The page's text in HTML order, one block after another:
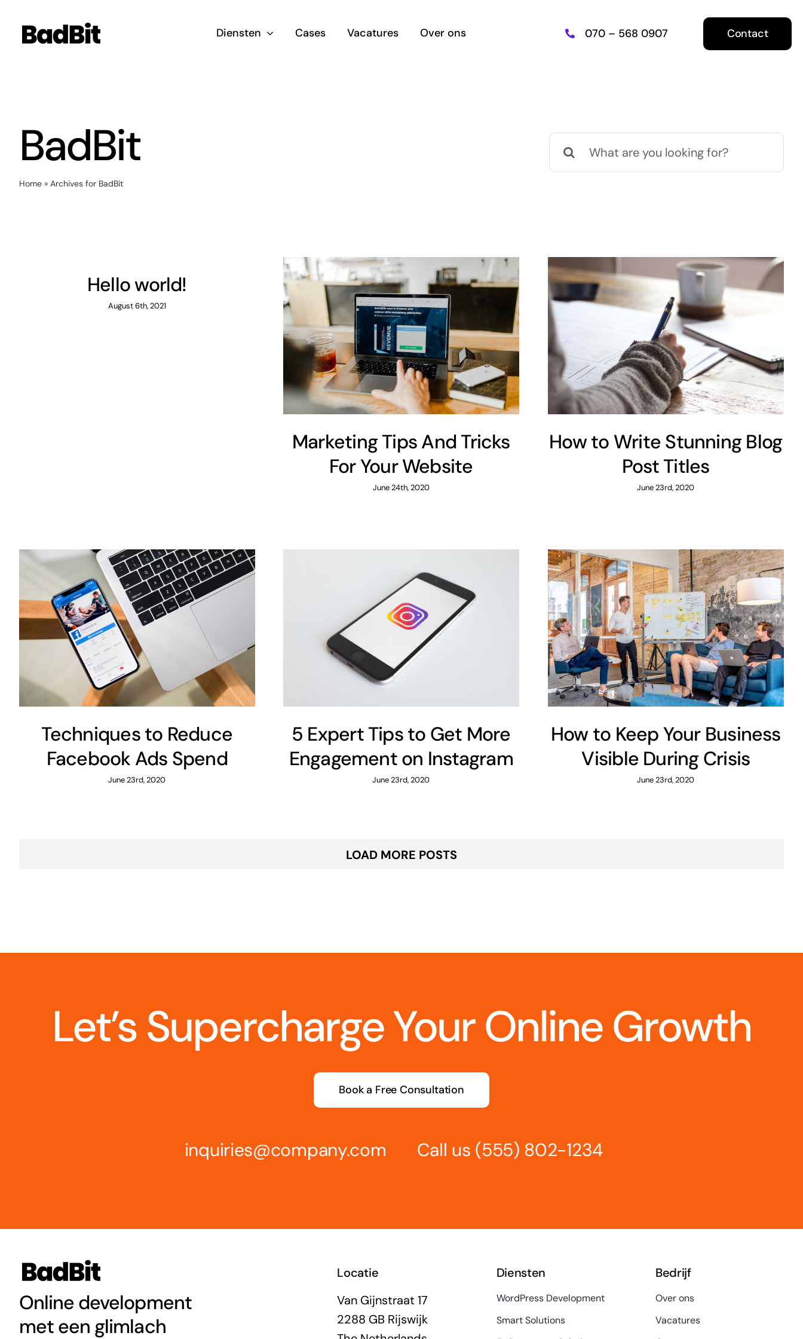
content
Diensten
E-Commerce
Een nieuwe webshop of meer
Cases Vacatures Over ons 070 – 568 0907 Contact
BadBit
Home» Archives for BadBit
Search
for:
Hello world!
August 6th, 2021
Marketing Tips And Tricks
For Your Website
June 24th, 2020
How to Write Stunning Blog
Post Titles
June 23rd, 2020
Techniques to Reduce
Facebook Ads Spend
June 23rd, 2020
5 Expert Tips to Get More
Engagement on Instagram
June 23rd, 2020
How to Keep Your Business
Visible During Crisis
June 23rd, 2020
LOAD MORE POSTS
Let’s Supercharge Your Online Growth
Book a Free Consultation
inquiries@company.com Call us (555) 802-1234
Online development
met een glimlach
Locatie
Van Gijnstraat 17
2288 GB Rijswijk
Diensten
WordPress Development
Smart Solutions
Bedrijf
Over ons
Vacatures